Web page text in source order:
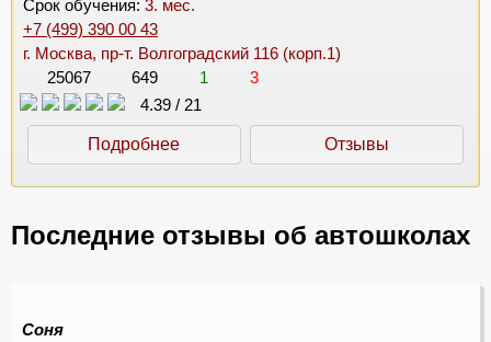
Срок обучения: 3. мес.
+7 (499) 390 00 43
г. Москва, пр-т. Волгоградский 116 (корп.1)
25067
649 1
3
4.39 / 21
Подробнее Отзывы
Последние отзывы об автошколах
Соня